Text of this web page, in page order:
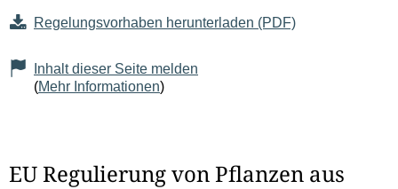
Regelungsvorhaben herunterladen (PDF)
Inhalt dieser Seite melden
(Mehr Informationen)
EU Regulierung von Pflanzen aus